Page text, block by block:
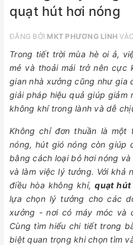
quạt hút hơi nóng
ĐĂNG BỞI MKT PHƯƠNG LINH
Trong tiết trời mùa hè oi ả,
mẻ và thoải mái trở nên cực
gian nhà xưởng cũng như gia
giải pháp hiệu quả giúp giảm
không khí trong lành và dễ
Không chỉ đơn thuần là
nóng, hút gió nóng còn giúp
bằng cách loại bỏ hơi nóng
và làm việc lý tưởng. Với khả
điều hòa không khí,quạt
lựa chọn lý tưởng cho các
xưởng - nơi có máy móc và
Cùng tìm hiểu chi tiết trong
biệt quan trọng khi chọn tìm